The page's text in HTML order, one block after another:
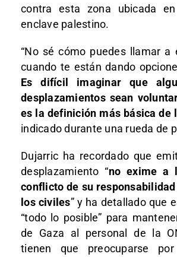
contra esta zona ubicada
enclave palestino.
“No sé cómo puedes llamar a
cuando te están dando
Es difícil imaginar que
desplazamientos sean
es la definición más básica de
indicado durante una rueda de
Dujarric ha recordado que
desplazamiento “no exime a
conflicto de su
los civiles” y ha detallado que
“todo lo posible” para
de Gaza al personal de la
tienen que preocuparse